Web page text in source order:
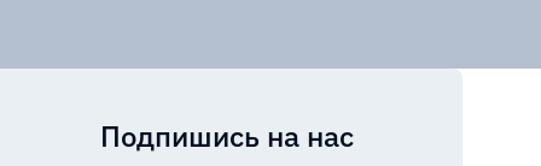
Подпишись на нас